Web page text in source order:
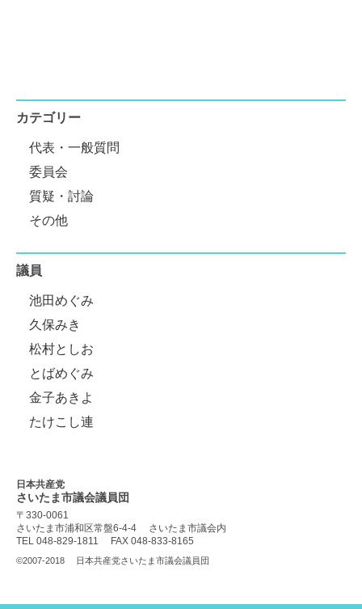
カテゴリー
代表・一般質問
委員会
質疑・討論
その他
議員
池田めぐみ
久保みき
松村としお
とばめぐみ
金子あきよ
たけこし連
日本共産党
さいたま市議会議員団
〒330-0061
さいたま市浦和区常盤6-4-4
さいたま市議会内
TEL 048-829-1811
FAX 048-833-8165
©2007-2018 日本共産党さいたま市議会議員団